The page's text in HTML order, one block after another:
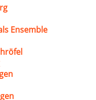
Ensemble